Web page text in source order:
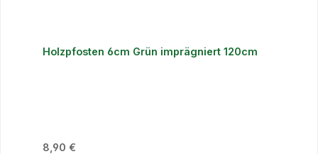
Holzpfosten 6cm Grün imprägniert 120cm
Regulärer Preis:
8,90 €